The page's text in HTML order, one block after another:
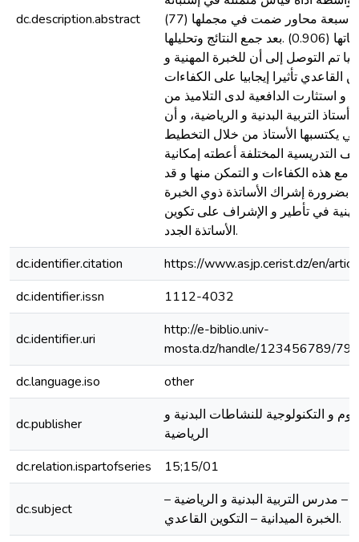
dc.description.abstract
مكونة من سبعة محاور ضمت في مجملها (77)
بندا بلغ ثباتها (0.906) .بعد جمع النتائج وتحليلها
تم التوصل إلى أن للخبرة المهنية و
القاعدي تأثيرا إيجابيا على الكفاءات
و استثارت الدافعية لدى التلاميذ من
أستاذ التربية البدنية و الرياضية، و أن
يكتسبها الأستاذ من خلال التخطيط
التدريسية المختلفة أعطته إمكانية
مع هذه الكفاءات و التمكن منها و قد
بضرورة إشراك الأساتذة ذوي الخبرة
في تأطير و الإشراف على تكوين
الأساتذة الجدد.
dc.identifier.citation
https://www.asjp.cerist.dz/en/
dc.identifier.issn
1112-4032
dc.identifier.uri
http://e-biblio.univ-
mosta.dz/handle/123456789/
dc.language.iso
other
dc.publisher
و التكنولوجية للنشاطات البدنية و
الرياضية
dc.relation.ispartofseries
15;15/01
dc.subject
– مدرس التربية البدنية و الرياضية –
الخبرة الميدانية – التكوين القاعدي.